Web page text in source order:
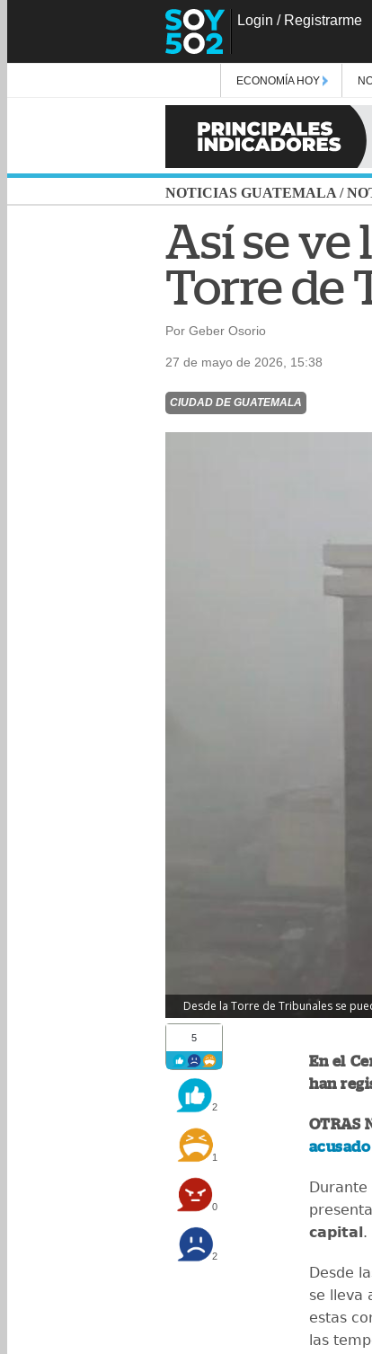
Login / Registrarme
ECONOMÍA HOY
NOTICIAS GUATEMALA /
Así se ve
Torre de
Por Geber Osorio
27 de mayo de 2026, 15:38
CIUDAD DE GUATEMALA
Desde la Torre de Tribunales se
5
2
1
0
2
En el
han
OTRAS
Durante
capital.
Desde
se lleva
estas
las